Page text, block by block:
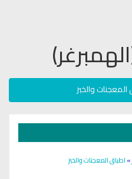
المعجنات والخبز
»اطباق المعجنات والخبز